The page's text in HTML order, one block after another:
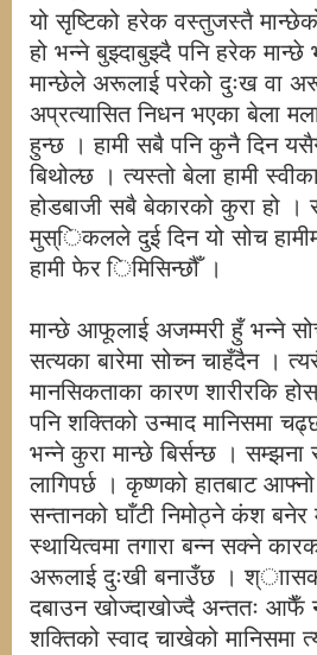
यो सृष्टिको हरेक वस्तुजस्तै
हो भन्ने बुझ्दाबुझ्दै पनि हरेक
मान्छेले अरूलाई परेको दुःख वा
अप्रत्यासित निधन भएका बेला
हुन्छ । हामी सबै पनि कुनै दिन
बिथोल्छ । त्यस्तो बेला हामी
होडबाजी सबै बेकारको कुरा हो ।
मुस्िकलले दुई दिन यो सोच
हामी फेर िमिसिन्छौँ ।
मान्छे आफूलाई अजम्मरी हुँ भन्ने
सत्यका बारेमा सोच्न चाहँदैन ।
मानसिकताका कारण शारीरकि
पनि शक्तिको उन्माद मानिसमा
भन्ने कुरा मान्छे बिर्सन्छ । सम्झना
लागिपर्छ । कृष्णको हातबाट
सन्तानको घाँटी निमोठ्ने कंश
स्थायित्वमा तगारा बन्न सक्ने
अरूलाई दुःखी बनाउँछ ।
दबाउन खोज्दाखोज्दै अन्ततः आफैँ
शक्तिको स्वाद चाखेको